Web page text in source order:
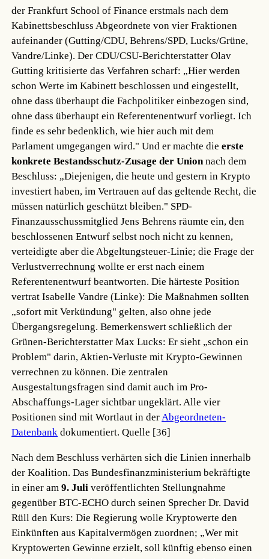
der Frankfurt School of Finance erstmals nach dem
Kabinettsbeschluss Abgeordnete von vier Fraktionen
aufeinander (Gutting/CDU, Behrens/SPD, Lucks/Grüne,
Vandre/Linke). Der CDU/CSU-Berichterstatter Olav
Gutting kritisierte das Verfahren scharf: „Hier werden
schon Werte im Kabinett beschlossen und eingestellt,
ohne dass überhaupt die Fachpolitiker einbezogen sind,
ohne dass überhaupt ein Referentenentwurf vorliegt. Ich
finde es sehr bedenklich, wie hier auch mit dem
Parlament umgegangen wird." Und er machte dieerste
konkrete Bestandsschutz-Zusage der Unionnach dem
Beschluss: „Diejenigen, die heute und gestern in Krypto
investiert haben, im Vertrauen auf das geltende Recht, die
müssen natürlich geschützt bleiben." SPD-
Finanzausschussmitglied Jens Behrens räumte ein, den
beschlossenen Entwurf selbst noch nicht zu kennen,
verteidigte aber die Abgeltungsteuer-Linie; die Frage der
Verlustverrechnung wollte er erst nach einem
Referentenentwurf beantworten. Die härteste Position
vertrat Isabelle Vandre (Linke): Die Maßnahmen sollten
„sofort mit Verkündung" gelten, also ohne jede
Übergangsregelung. Bemerkenswert schließlich der
Grünen-Berichterstatter Max Lucks: Er sieht „schon ein
Problem" darin, Aktien-Verluste mit Krypto-Gewinnen
verrechnen zu können. Die zentralen
Ausgestaltungsfragen sind damit auch im Pro-
Abschaffungs-Lager sichtbar ungeklärt. Alle vier
Positionen sind mit Wortlaut in derAbgeordneten-
Datenbank dokumentiert.Quelle [36]
Nach dem Beschluss verhärten sich die Linien innerhalb
der Koalition. Das Bundesfinanzministerium bekräftigte
in einer am9. Juli veröffentlichten Stellungnahme
gegenüber BTC-ECHO durch seinen Sprecher Dr. David
Rüll den Kurs: Die Regierung wolle Kryptowerte den
Einkünften aus Kapitalvermögen zuordnen; „Wer mit
Kryptowerten Gewinne erzielt, soll künftig ebenso einen